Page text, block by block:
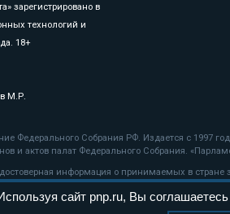
зарегистрировано в
технологий и
18+
М.Р.
Федерального Собрания РФ. Издается с 1997
и актов палат Федерального Собрания.
информация о принимаемых в
технологии
сайт pnp.ru, Вы соглашаетесь